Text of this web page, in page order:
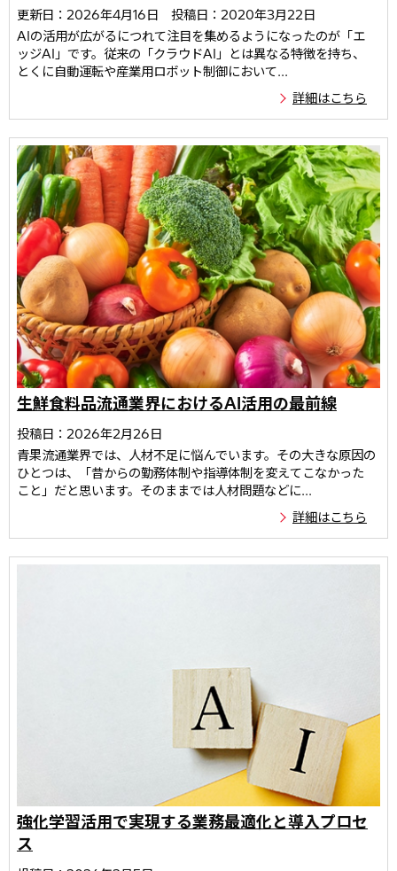
更新日：2026年4月16日
投稿日：2020年3月22日
AIの活用が広がるにつれて注目を集めるようになったのが「エ
ッジAI」です。従来の「クラウドAI」とは異なる特徴を持ち、
とくに自動運転や産業用ロボット制御において...
詳細はこちら
生鮮食料品流通業界におけるAI活用の最前線
投稿日：2026年2月26日
青果流通業界では、人材不足に悩んでいます。その大きな原因の
ひとつは、「昔からの勤務体制や指導体制を変えてこなかった
こと」だと思います。そのままでは人材問題などに...
詳細はこちら
強化学習活用で実現する業務最適化と導入プロセ
ス